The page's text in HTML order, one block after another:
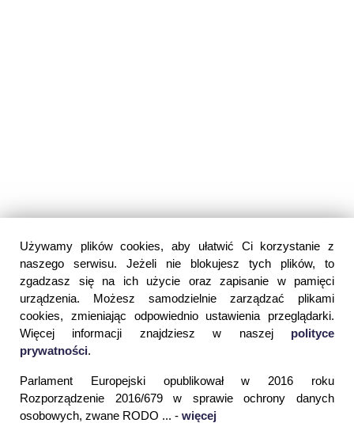
Używamy plików cookies, aby ułatwić Ci korzystanie z
naszego serwisu. Jeżeli nie blokujesz tych plików, to
zgadzasz się na ich użycie oraz zapisanie w pamięci
urządzenia. Możesz samodzielnie zarządzać plikami
cookies, zmieniając odpowiednio ustawienia przeglądarki.
Więcej informacji znajdziesz w naszej polityce
prywatności.
Parlament Europejski opublikował w 2016 roku
Rozporządzenie 2016/679 w sprawie ochrony danych
osobowych, zwane RODO ... - więcej